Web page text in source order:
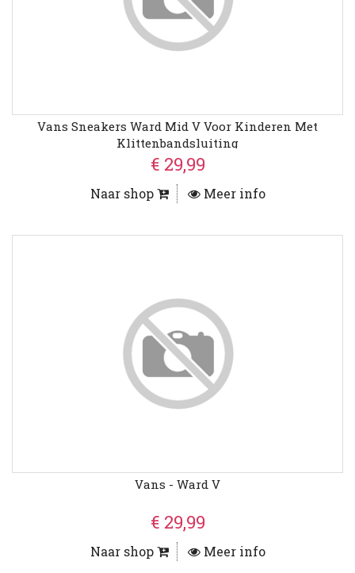
Vans Sneakers Ward Mid V Voor Kinderen Met
Klittenbandsluiting
€ 29,99
Naar shop Meer info
Vans - Ward V
€ 29,99
Naar shop Meer info